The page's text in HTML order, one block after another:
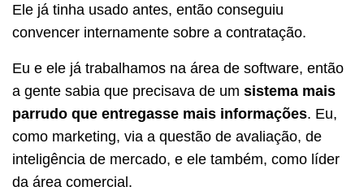
Ele já tinha usado antes, então conseguiu
convencer internamente sobre a contratação.
Eu e ele já trabalhamos na área de software, então
a gente sabia que precisava de um sistema mais
parrudo que entregasse mais informações. Eu,
como marketing, via a questão de avaliação, de
inteligência de mercado, e ele também, como líder
da área comercial.